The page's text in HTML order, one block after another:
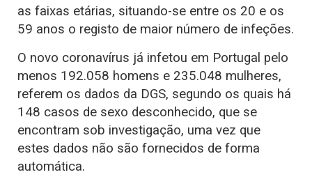
as faixas etárias, situando-se entre os 20 e os
59 anos o registo de maior número de infeções.
O novo coronavírus já infetou em Portugal pelo
menos 192.058 homens e 235.048 mulheres,
referem os dados da DGS, segundo os quais há
148 casos de sexo desconhecido, que se
encontram sob investigação, uma vez que
estes dados não são fornecidos de forma
automática.